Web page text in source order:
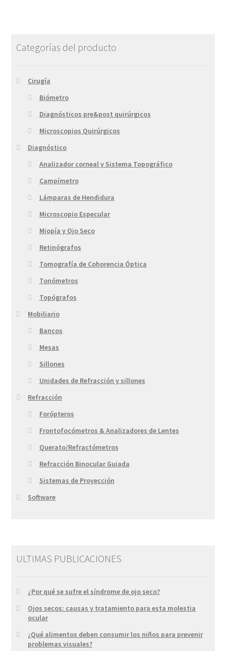
Categorías del producto
Cirugía
Biómetro
Diagnósticos pre&post quirúrgicos
Microscopios Quirúrgicos
Diagnóstico
Analizador corneal y Sistema Topográfico
Campímetro
Lámparas de Hendidura
Microscopio Especular
Miopía y Ojo Seco
Retinógrafos
Tomografía de Cohorencia Óptica
Tonómetros
Topógrafos
Mobiliario
Bancos
Mesas
Sillones
Unidades de Refracción y sillones
Refracción
Forópteros
Frontofocómetros & Analizadores de Lentes
Querato/Refractómetros
Refracción Binocular Guiada
Sistemas de Proyección
Software
ULTIMAS PUBLICACIONES
¿Por qué se sufre el síndrome de ojo seco?
Ojos secos: causas y tratamiento para esta molestia
ocular
¿Qué alimentos deben consumir los niños para prevenir
problemas visuales?